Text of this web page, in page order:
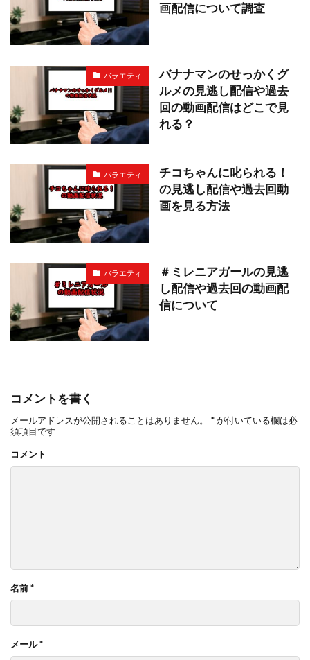
画配信について調査
バラエティ
バナナマンのせっかくグ
ルメの見逃し配信や過去
回の動画配信はどこで見
れる？
バラエティ
チコちゃんに叱られる！
の見逃し配信や過去回動
画を見る方法
バラエティ
＃ミレニアガールの見逃
し配信や過去回の動画配
信について
コメントを書く
メールアドレスが公開されることはありません。 *が付いている欄は必
須項目です
コメント
名前*
メール*